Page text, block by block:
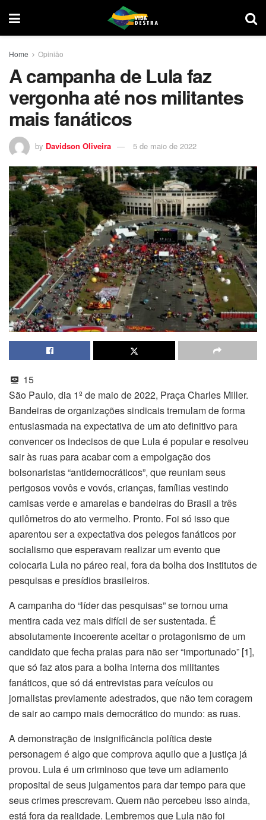
Home Opinião
A campanha de Lula faz
vergonha até nos militantes
mais fanáticos
by Davidson Oliveira 5 de maio de 2022
15
São Paulo, dia 1º de maio de 2022, Praça Charles Miller.
Bandeiras de organizações sindicais tremulam de forma
entusiasmada na expectativa de um ato definitivo para
convencer os indecisos de que Lula é popular e resolveu
sair às ruas para acabar com a empolgação dos
bolsonaristas “antidemocráticos”, que reuniam seus
perigosos vovôs e vovós, crianças, famílias vestindo
camisas verde e amarelas e bandeiras do Brasil a três
quilômetros do ato vermelho. Pronto. Foi só isso que
aparentou ser a expectativa dos pelegos fanáticos por
socialismo que esperavam realizar um evento que
colocaria Lula no páreo real, fora da bolha dos institutos de
pesquisas e presídios brasileiros.
A campanha do “líder das pesquisas” se tornou uma
mentira cada vez mais difícil de ser sustentada. É
absolutamente incoerente aceitar o protagonismo de um
candidato que fecha praias para não ser “importunado” [1],
que só faz atos para a bolha interna dos militantes
fanáticos, que só dá entrevistas para veículos ou
jornalistas previamente adestrados, que não tem coragem
de sair ao campo mais democrático do mundo: as ruas.
A demonstração de insignificância política deste
personagem é algo que comprova aquilo que a justiça já
provou. Lula é um criminoso que teve um adiamento
proposital de seus julgamentos para dar tempo para que
seus crimes prescrevam. Quem não percebeu isso ainda,
está fora da realidade. Lembremos que Lula não foi